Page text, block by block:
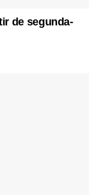
de segunda-